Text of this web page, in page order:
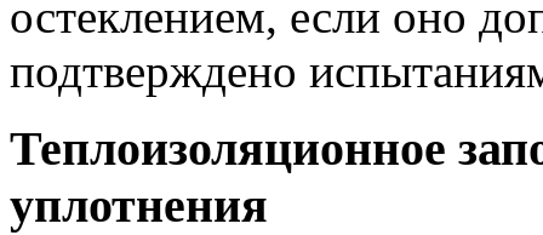
остеклением, если оно
подтверждено
Теплоизоляционное
уплотнения